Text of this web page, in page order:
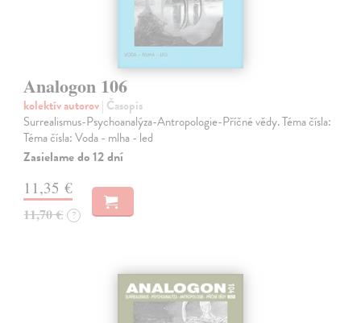
Analogon 106
kolektív autorov| Časopis
Surrealismus-Psychoanalýza-Antropologie-Příčné vědy. Téma čísla:
Téma čísla: Voda - mlha - led
Zasielame do 12 dní
11,35 €
11,70 € ?